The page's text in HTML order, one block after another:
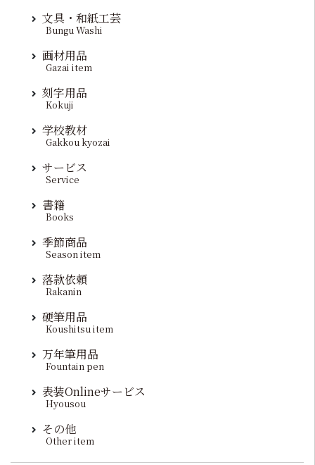
文具・和紙工芸
Bungu Washi
画材用品
Gazai item
刻字用品
Kokuji
学校教材
Gakkou kyozai
サービス
Service
書籍
Books
季節商品
Season item
落款依頼
Rakanin
硬筆用品
Koushitsu item
万年筆用品
Fountain pen
表装Onlineサービス
Hyousou
その他
Other item